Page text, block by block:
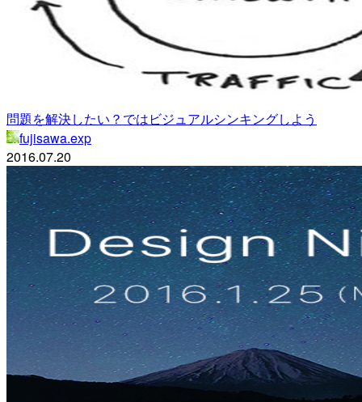
問題を解決したい？ではビジュアルシンキングしよう
fujisawa.exp
2016.07.20